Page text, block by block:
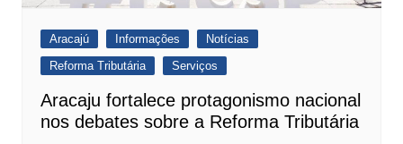
Aracajú Informações
Notícias
Reforma Tributária
Serviços
Aracaju fortalece protagonismo nacional
nos debates sobre a Reforma Tributária